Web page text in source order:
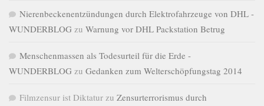
Nierenbeckenentzündungen durch Elektrofahrzeuge von DHL -
WUNDERBLOG zu Warnung vor DHL Packstation Betrug
Menschenmassen als Todesurteil für die Erde -
WUNDERBLOG zu Gedanken zum Welterschöpfungstag 2014
Filmzensur ist Diktatur zu Zensurterrorismus durch